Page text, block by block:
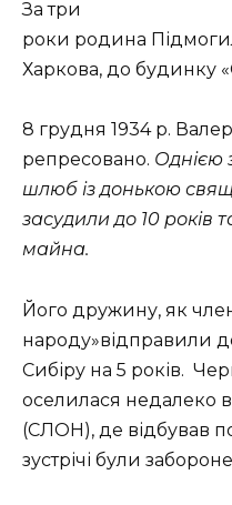
За три
роки родина
Харкова, до будинку
8 грудня 1934 р.
репресовано. Однією
шлюб із донькою
засудили до 10 років
майна.
Його дружину, як
народу»відправили
Сибіру на 5 років.
оселилася недалеко
(СЛОН), де відбував
зустрічі були